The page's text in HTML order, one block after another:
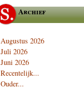
Archief
Augustus 2026
Juli 2026
Juni 2026
Recentelijk...
Ouder...